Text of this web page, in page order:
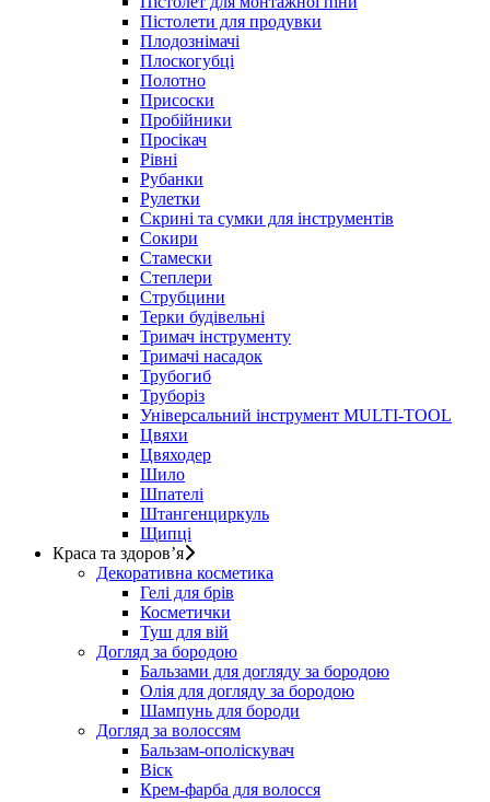
Пістолети для продувки
Плодознімачі
Плоскогубці
Полотно
Присоски
Пробійники
Просікач
Рівні
Рубанки
Рулетки
Скрині та сумки для інструментів
Сокири
Стамески
Степлери
Струбцини
Терки будівельні
Тримач інструменту
Тримачі насадок
Трубогиб
Труборіз
Універсальний інструмент MULTI-TOOL
Цвяхи
Цвяходер
Шило
Шпателі
Штангенциркуль
Щипці
Краса та здоров’я
Декоративна косметика
Гелі для брів
Косметички
Туш для вій
Догляд за бородою
Бальзами для догляду за бородою
Олія для догляду за бородою
Шампунь для бороди
Догляд за волоссям
Бальзам-ополіскувач
Віск
Крем-фарба для волосся